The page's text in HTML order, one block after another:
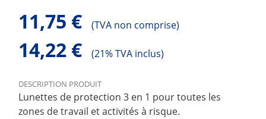
11,75 € (TVA non comprise)
14,22 € (21% TVA inclus)
DESCRIPTION PRODUIT
Lunettes de protection 3 en 1 pour toutes les
zones de travail et activités à risque.